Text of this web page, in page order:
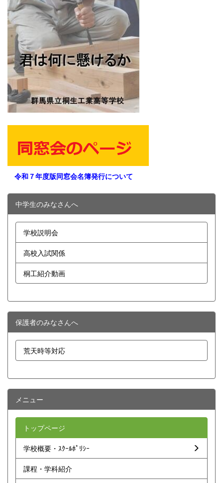
令和７年度版同窓会名簿発行について
中学生のみなさんへ
学校説明会
高校入試関係
桐工紹介動画
保護者のみなさんへ
荒天時等対応
メニュー
トップページ
学校概要・ｽｸｰﾙﾎﾟﾘｼｰ
課程・学科紹介